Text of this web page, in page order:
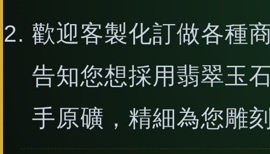
歡迎客製化訂做各種
告知您想採用翡翠玉
手原礦，精細為您雕